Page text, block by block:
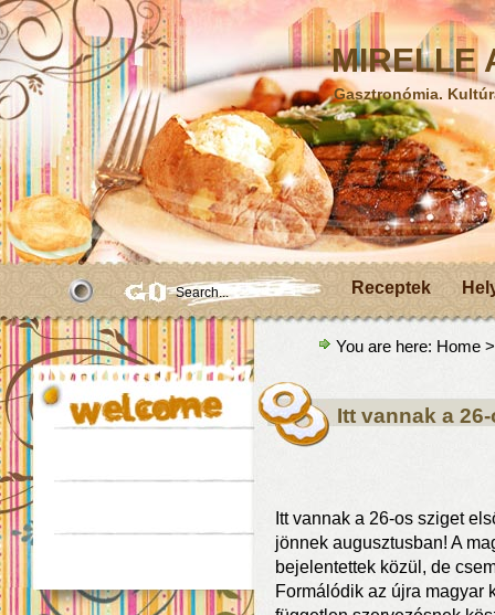
MIRELLE
Gasztronómia.
Receptek
You are here: Home
Itt vannak a
Itt vannak a 26-os sziget
jönnek augusztusban! A
bejelentettek közül, de
Formálódik az újra magyar